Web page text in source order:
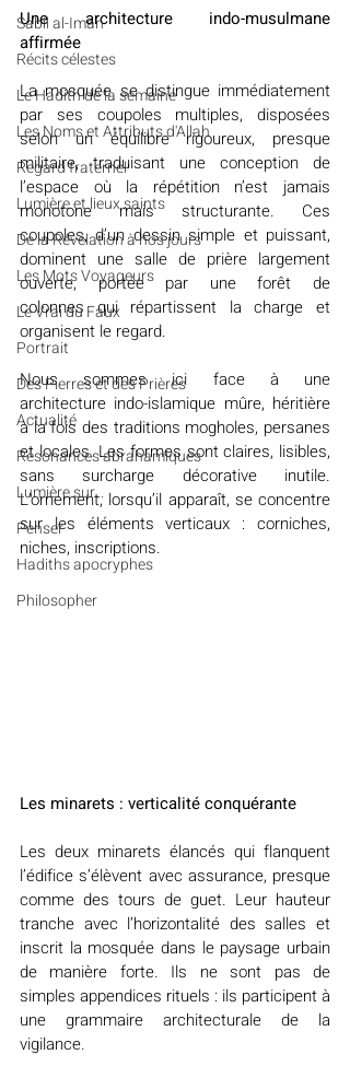
Sabil al-Iman
Récits célestes
Le Hadith de la semaine
Les Noms et Attributs d'Allah
Regard fraternel
Lumière et lieux saints
De la Révélation à nos jours
Les Mots Voyageurs
Le Vrai du Faux
Portrait
Des Pierres et des Prières
Actualité
Résonances abrahamiques
Lumière sur...
Penser
Hadiths apocryphes
Philosopher
Une architecture indo-musulmane
affirmée
La mosquée se distingue immédiatement
par ses coupoles multiples, disposées
selon un équilibre rigoureux, presque
militaire, traduisant une conception de
l’espace où la répétition n’est jamais
monotone mais structurante. Ces
coupoles, d’un dessin simple et puissant,
dominent une salle de prière largement
ouverte, portée par une forêt de
colonnes qui répartissent la charge et
organisent le regard.
Nous sommes ici face à une
architecture indo-islamique mûre, héritière
à la fois des traditions mogholes, persanes
et locales. Les formes sont claires, lisibles,
sans surcharge décorative inutile.
L’ornement, lorsqu’il apparaît, se concentre
sur les éléments verticaux : corniches,
niches, inscriptions.
Les minarets : verticalité conquérante
Les deux minarets élancés qui flanquent
l’édifice s’élèvent avec assurance, presque
comme des tours de guet. Leur hauteur
tranche avec l’horizontalité des salles et
inscrit la mosquée dans le paysage urbain
de manière forte. Ils ne sont pas de
simples appendices rituels : ils participent à
une grammaire architecturale de la
vigilance.